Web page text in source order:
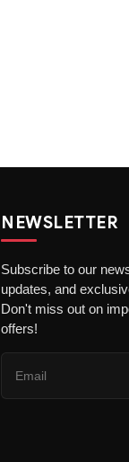
NEWSLETTER
Subscribe to our
updates, and
Don't miss out on
offers!